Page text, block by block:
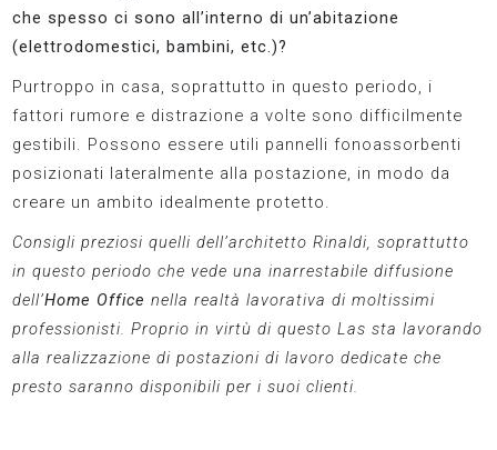
che spesso ci sono all’interno di un’abitazione
(elettrodomestici, bambini, etc.)?
Purtroppo in casa, soprattutto in questo periodo, i
fattori rumore e distrazione a volte sono difficilmente
gestibili. Possono essere utili pannelli fonoassorbenti
posizionati lateralmente alla postazione, in modo da
creare un ambito idealmente protetto.
Consigli preziosi quelli dell’architetto Rinaldi, soprattutto
in questo periodo che vede una inarrestabile diffusione
dell’Home Office nella realtà lavorativa di moltissimi
professionisti. Proprio in virtù di questo Las sta lavorando
alla realizzazione di postazioni di lavoro dedicate che
presto saranno disponibili per i suoi clienti.